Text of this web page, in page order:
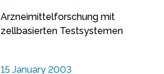
Arzneimittelforschung mit
zellbasierten Testsystemen
15 January 2003